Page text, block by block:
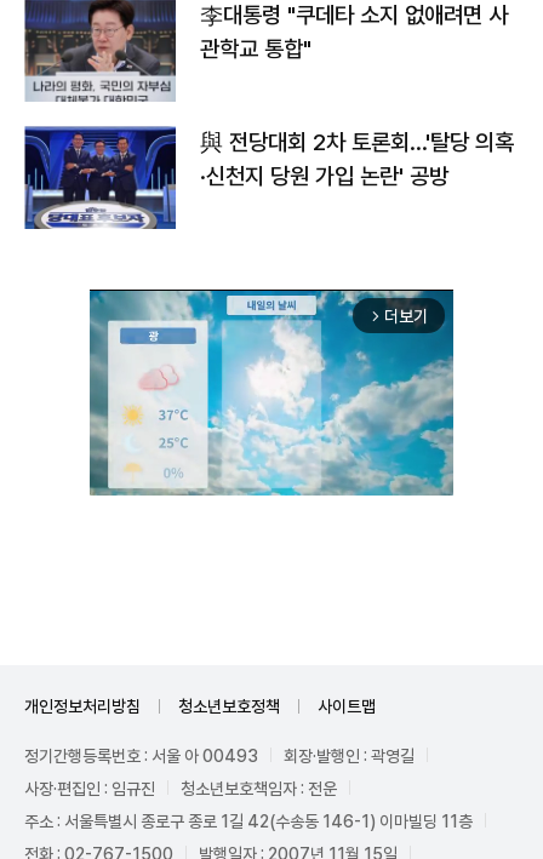
李대통령 "쿠데타 소지 없애려면 사
관학교 통합"
與 전당대회 2차 토론회…'탈당 의혹
·신천지 당원 가입 논란' 공방
arrow_forward_ios 더보기
개인정보처리방침 청소년보호정책 사이트맵
정기간행등록번호 : 서울 아 00493
회장·발행인 : 곽영길
사장·편집인 : 임규진
청소년보호책임자 : 전운
주소 : 서울특별시 종로구 종로 1길 42(수송동 146-1) 이마빌딩 11층
전화 : 02-767-1500
발행일자 : 2007년 11월 15일